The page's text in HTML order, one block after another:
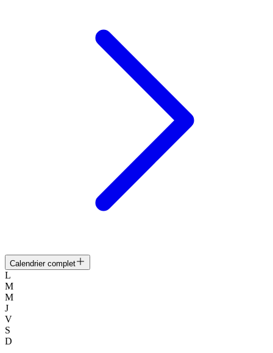
Calendrier complet
L
M
M
J
V
S
D